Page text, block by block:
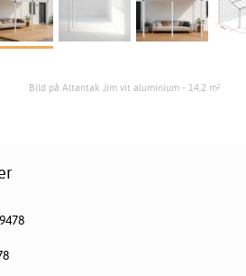
Bild på Altantak Jim vit aluminium - 14,2 m²